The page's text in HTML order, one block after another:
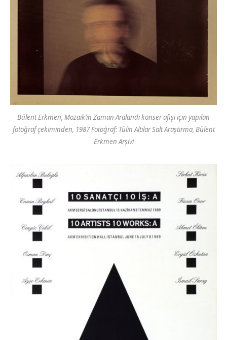
Bülent Erkmen, Mozaik’in Zaman Aralandı konser afişi için yapılan
fotoğraf çekiminden, 1987 Fotoğraf: Tülin Altılar Salt Araştırma, Bülent
Erkmen Arşivi